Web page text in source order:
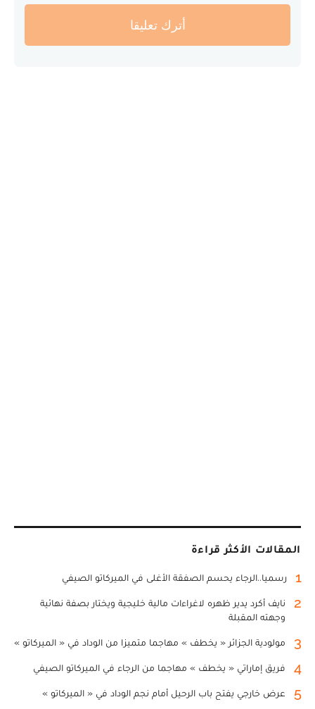
أترك تعليقا
المقالات الأكثر قراءة
1 رسميا..الرجاء يحسم الصفقة الأغلى في الميركاتو الصيفي
2
نايف أكرد يدير ظهره لاغراءات مالية خليجية ويختار بصفة نهائية
وجهته المقبلة
3 مولودية الجزائر « يخطف » مهاجما متميزا من الوداد في « الميركاتو »
4 فريق إماراتي « يخطف » مهاجما من الرجاء في الميركاتو الصيفي
5 عرض خارجي يفتح باب الرحيل أمام نجم الوداد في « الميركاتو »